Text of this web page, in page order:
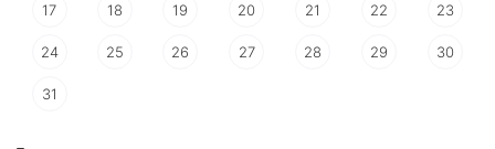
17 18 19 20 21 22 23
24 25 26 27 28 29 30
31